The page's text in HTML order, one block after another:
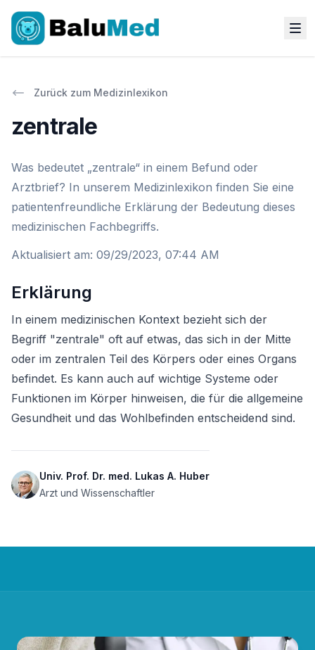
Zurück zum Medizinlexikon
zentrale
Was bedeutet „zentrale“ in einem Befund oder
Arztbrief? In unserem Medizinlexikon finden Sie eine
patientenfreundliche Erklärung der Bedeutung dieses
medizinischen Fachbegriffs.
Aktualisiert am: 09/29/2023, 07:44 AM
Erklärung
In einem medizinischen Kontext bezieht sich der
Begriff "zentrale" oft auf etwas, das sich in der Mitte
oder im zentralen Teil des Körpers oder eines Organs
befindet. Es kann auch auf wichtige Systeme oder
Funktionen im Körper hinweisen, die für die allgemeine
Gesundheit und das Wohlbefinden entscheidend sind.
Univ. Prof. Dr. med. Lukas A. Huber
Arzt und Wissenschaftler